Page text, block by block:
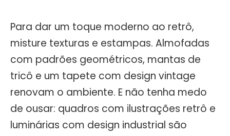
Para dar um toque moderno ao retrô,
misture texturas e estampas. Almofadas
com padrões geométricos, mantas de
tricô e um tapete com design vintage
renovam o ambiente. E não tenha medo
de ousar: quadros com ilustrações retrô e
luminárias com design industrial são